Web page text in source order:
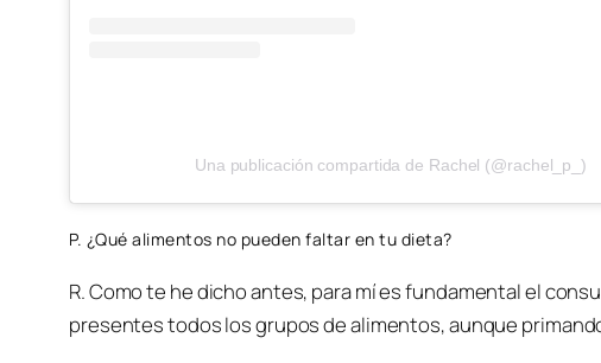
Una publicación compartida de Rachel (@rachel_p_)
P. ¿Qué alimentos no pueden faltar en tu dieta?
R. Como te he dicho antes, para mí es fundamental el
presentes todos los grupos de alimentos, aunque